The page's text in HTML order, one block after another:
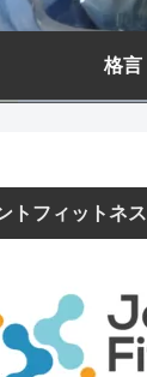
格言
トフィットネス